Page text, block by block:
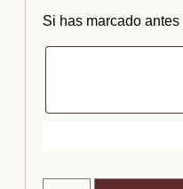
Si has marcado